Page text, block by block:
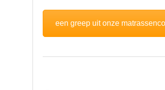
een greep uit onze